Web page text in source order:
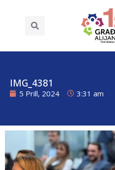
IMG_4381
5 Prill, 2024 3:31 am